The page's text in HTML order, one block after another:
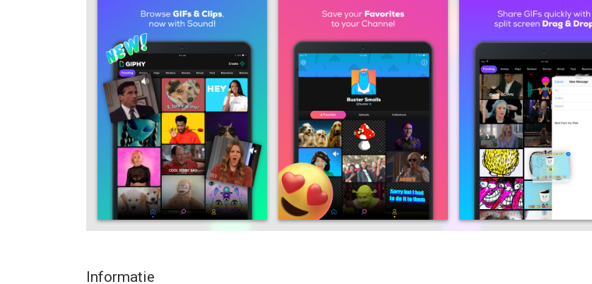
• Find the perfect GIF from the world's largest library of animated GIFs & Clips! All the power of GIPHY is in
hands. What are you waiting for?!
EXPLORE
• From all your favorites like HBO, Drake, Rihanna, Comedy Central and MTV, discover the world of pop
memes, TV, Movies, Music and more.
• Catch all the highlights from your favorite sports leagues, award shows, and real-time moments
TEXT, SHARE, or SAVE
• Text your friends amazing GIFs, Stickers and Clips
• Share a GIF in Facebook Messenger, WhatsApp, Instagram, Pinterest, Snapchat in an Email, tweet it on
or post it to Facebook.
• Copy to clipboard or save it for later in your favorites!
Informatie